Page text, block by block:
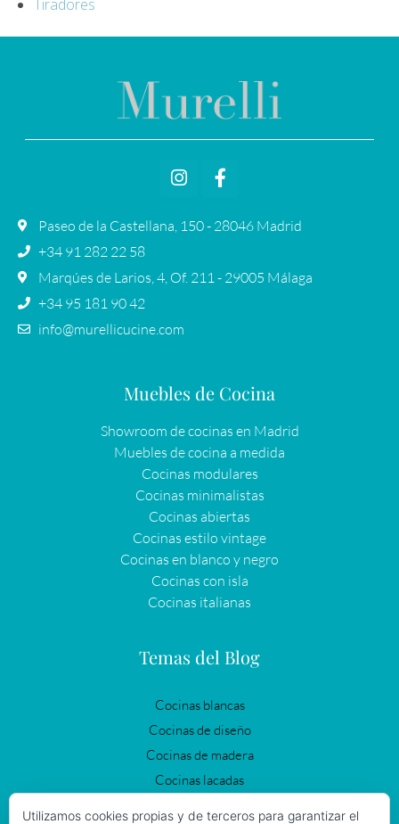
Tiradores
Paseo de la Castellana, 150 - 28046 Madrid
+34 91 282 22 58
Marqúes de Larios, 4, Of. 211 - 29005 Málaga
+34 95 181 90 42
info@murellicucine.com
Muebles de Cocina
Showroom de cocinas en Madrid
Muebles de cocina a medida
Cocinas modulares
Cocinas minimalistas
Cocinas abiertas
Cocinas estilo vintage
Cocinas en blanco y negro
Cocinas con isla
Cocinas italianas
Temas del Blog
Cocinas blancas
Cocinas de diseño
Cocinas de madera
Cocinas lacadas
Utilizamos cookies propias y de terceros para garantizar el